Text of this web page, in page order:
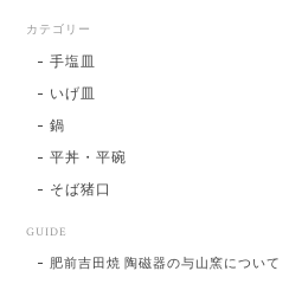
カテゴリー
手塩皿
いげ皿
鍋
平丼・平碗
そば猪口
GUIDE
肥前吉田焼 陶磁器の与山窯について